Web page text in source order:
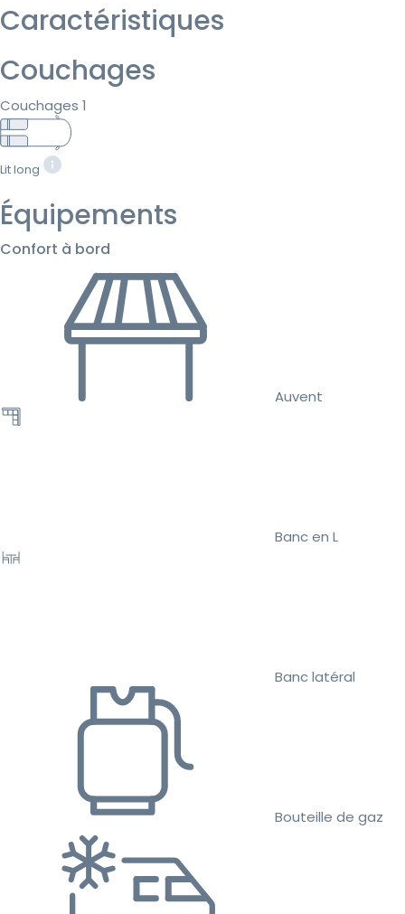
Caractéristiques
Couchages
Couchages 1
Lit long
Équipements
Confort à bord
Auvent
Banc en L
Banc latéral
Bouteille de gaz